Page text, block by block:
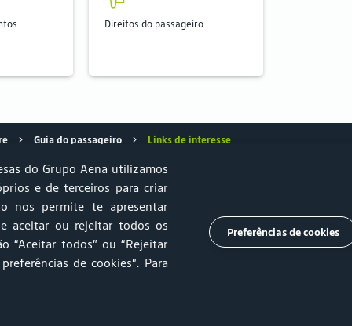
Direitos do passageiro
Guia do passageiro Links de interesse
Ouvidoria
Sustentabilidade Estacionamento
Trabalhe Conosco Imprensa
do Grupo Aena utilizamos
e de terceiros para criar
nos permite te apresentar
aceitar ou rejeitar todos os
“Aceitar todos” ou “Rejeitar
de cookies”. Para
Preferências de cookies